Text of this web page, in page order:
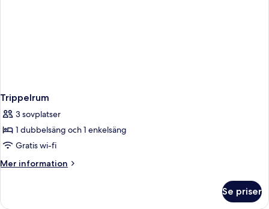
Trippelrum
3 sovplatser
1 dubbelsäng och 1 enkelsäng
Gratis wi-fi
Mer information
Mer
Se priser